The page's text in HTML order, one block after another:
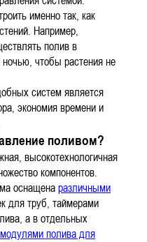
именно так, как
Например,
полив в
чтобы растения не
систем является
экономия времени и
поливом?
высокотехнологичная
компонентов.
оснащенаразличными
для труб, таймерами
а в отдельных
полива для